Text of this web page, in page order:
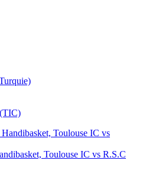
Toulouse IC vs
Toulouse IC vs R.S.C